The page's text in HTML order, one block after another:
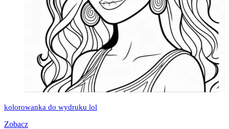
kolorowanka do wydruku lol
Zobacz